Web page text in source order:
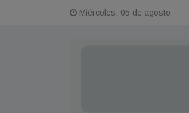
Miércoles, 05 de agosto